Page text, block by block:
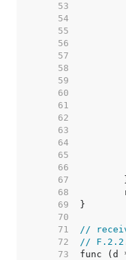
    53
    54
    55
    56
    57
    58
    59
    60
    61
    62
    63
    64
    65
    66
    67
    68
    69
    70
    71
//
    72
//
    73